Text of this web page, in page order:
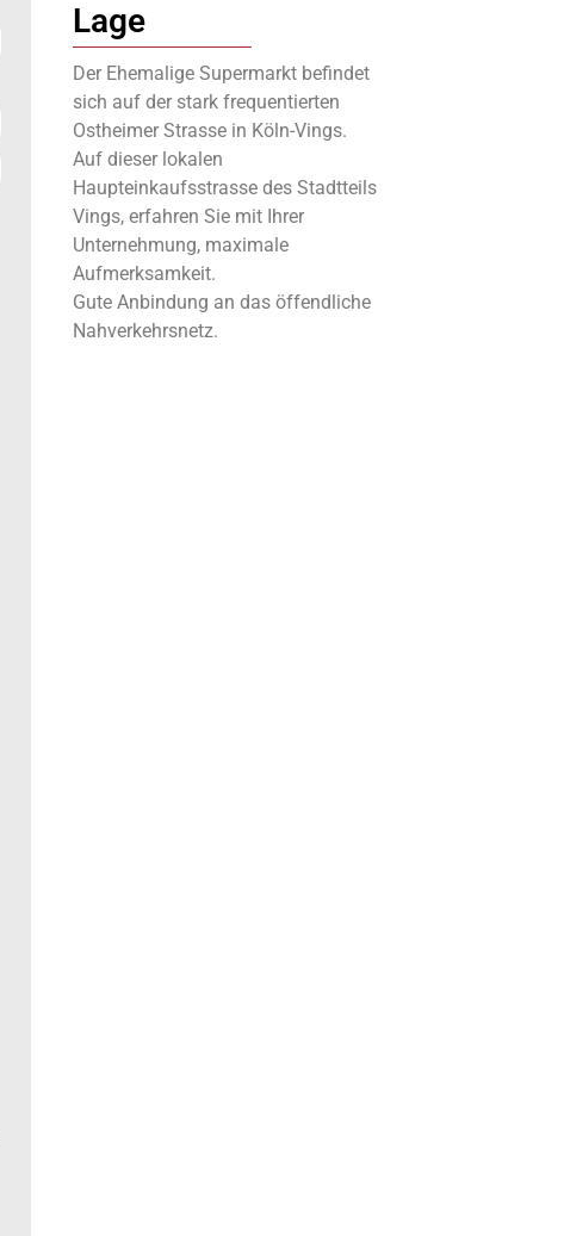
Lage
Der Ehemalige Supermarkt befindet
sich auf der stark frequentierten
Ostheimer Strasse in Köln-Vings.
Auf dieser lokalen
Haupteinkaufsstrasse des Stadtteils
Vings, erfahren Sie mit Ihrer
Unternehmung, maximale
Aufmerksamkeit.
Gute Anbindung an das öffendliche
Nahverkehrsnetz.